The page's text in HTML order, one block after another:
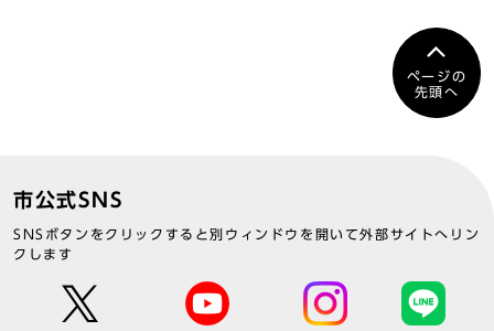
ページの
先頭へ
市公式SNS
SNSボタンをクリックすると別ウィンドウを開いて外部サイトへリン
クします